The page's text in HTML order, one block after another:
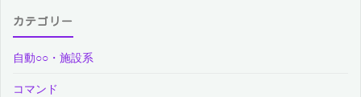
カテゴリー
自動○○・施設系
コマンド